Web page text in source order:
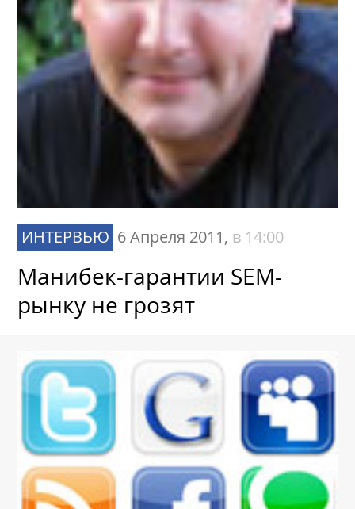
ИНТЕРВЬЮ 6 Апреля 2011, в 14:00
Манибек-гарантии SEM-
рынку не грозят
SEOnews использует cookie-файлы иобрабатывает
персональные данные с использованием Яндекс
Метрики. Это улучшает работу сайта и
взаимодействие с ним. Подтвердите ваше
согласие, нажав кнопу Ок.
Ок